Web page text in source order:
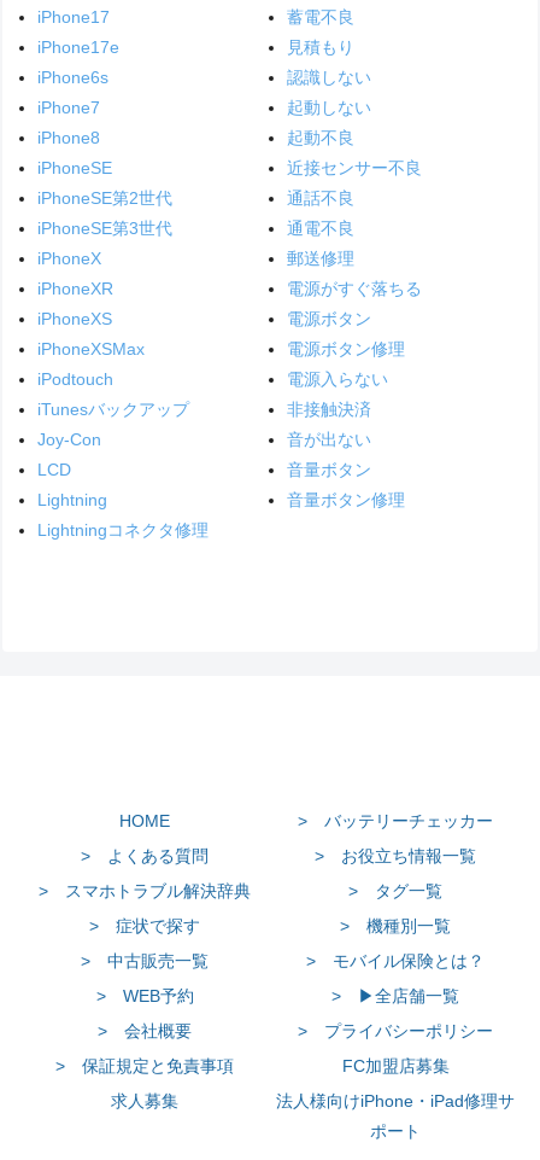
iPhone17
iPhone17e
iPhone6s
iPhone7
iPhone8
iPhoneSE
iPhoneSE第2世代
iPhoneSE第3世代
iPhoneX
iPhoneXR
iPhoneXS
iPhoneXSMax
iPodtouch
iTunesバックアップ
Joy-Con
LCD
Lightning
Lightningコネクタ修理
蓄電不良
見積もり
認識しない
起動しない
起動不良
近接センサー不良
通話不良
通電不良
郵送修理
電源がすぐ落ちる
電源ボタン
電源ボタン修理
電源入らない
非接触決済
音が出ない
音量ボタン
音量ボタン修理
HOME
> バッテリーチェッカー
> よくある質問
> お役立ち情報一覧
> スマホトラブル解決辞典
> タグ一覧
> 症状で探す
> 機種別一覧
> 中古販売一覧
> モバイル保険とは？
> WEB予約
> ▶全店舗一覧
> 会社概要
> プライバシーポリシー
> 保証規定と免責事項
FC加盟店募集
求人募集
法人様向けiPhone・iPad修理サ
ポート